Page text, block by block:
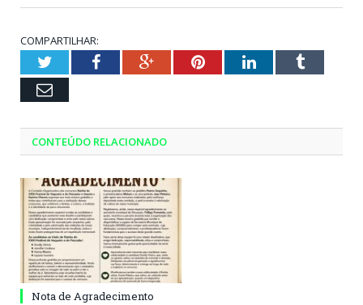
COMPARTILHAR:
TwitterFacebookGoogle+PinterestLinkedInTumblr
Email
CONTEÚDO RELACIONADO
Nota de Agradecimento